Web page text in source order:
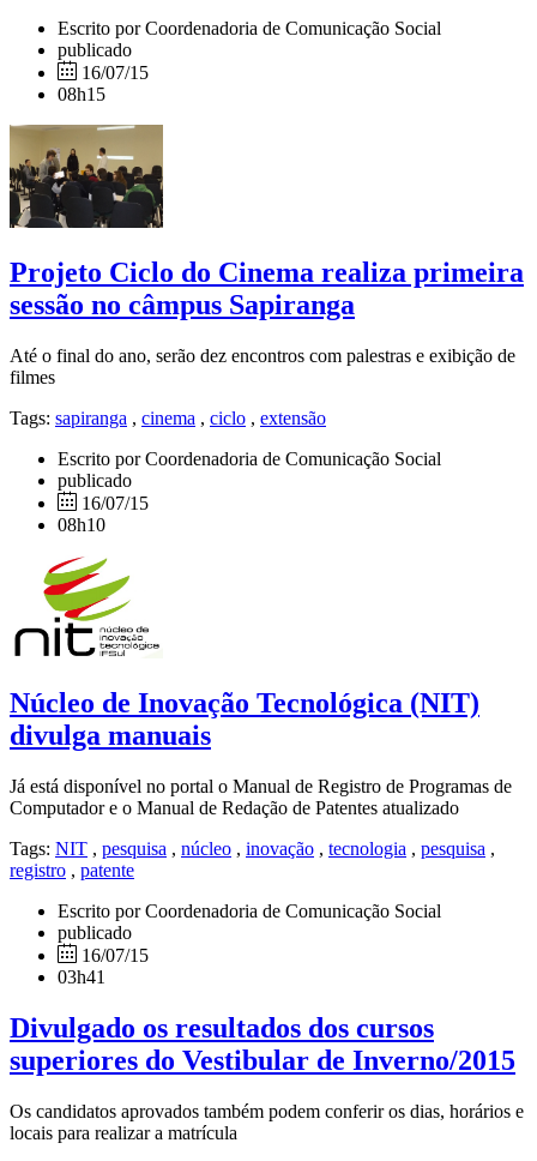
Escrito por Coordenadoria de Comunicação Social
publicado
16/07/15
08h15
Projeto Ciclo do Cinema realiza primeira
sessão no câmpus Sapiranga
Até o final do ano, serão dez encontros com palestras e exibição de
filmes
Tags: sapiranga , cinema , ciclo , extensão
Escrito por Coordenadoria de Comunicação Social
publicado
16/07/15
08h10
Núcleo de Inovação Tecnológica (NIT)
divulga manuais
Já está disponível no portal o Manual de Registro de Programas de
Computador e o Manual de Redação de Patentes atualizado
Tags: NIT , pesquisa , núcleo , inovação , tecnologia , pesquisa ,
registro , patente
Escrito por Coordenadoria de Comunicação Social
publicado
16/07/15
03h41
Divulgado os resultados dos cursos
superiores do Vestibular de Inverno/2015
Os candidatos aprovados também podem conferir os dias, horários e
locais para realizar a matrícula